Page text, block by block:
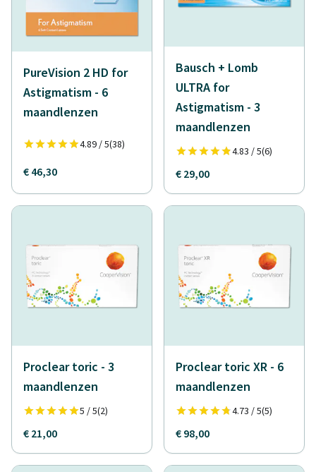
PureVision 2 HD for
Astigmatism - 6
maandlenzen
4.89 / 5(38)
€ 46,30
Bausch + Lomb
ULTRA for
Astigmatism - 3
maandlenzen
4.83 / 5(6)
€ 29,00
Proclear toric - 3
maandlenzen
5 / 5(2)
€ 21,00
Proclear toric XR - 6
maandlenzen
4.73 / 5(5)
€ 98,00